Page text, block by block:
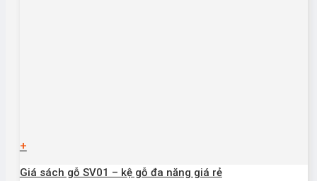
+
Giá sách gỗ SV01 – kệ gỗ đa năng giá rẻ